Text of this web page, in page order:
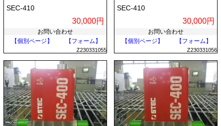
SEC-410
30,000円
お問い合わせ
【個別ページ】
【フォーム】
Z230331055
SEC-410
30,000円
お問い合わせ
【個別ページ】
【フォーム】
Z230331056